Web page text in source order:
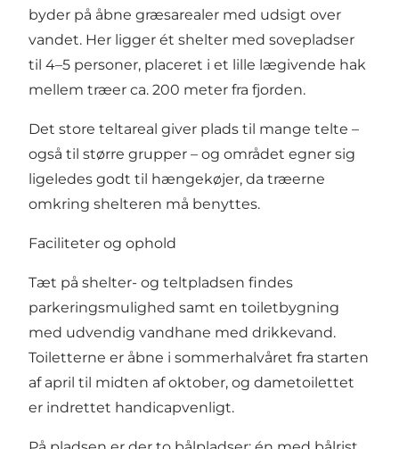
byder på åbne græsarealer med udsigt over
vandet. Her ligger ét shelter med sovepladser
til 4–5 personer, placeret i et lille lægivende hak
mellem træer ca. 200 meter fra fjorden.
Det store teltareal giver plads til mange telte –
også til større grupper – og området egner sig
ligeledes godt til hængekøjer, da træerne
omkring shelteren må benyttes.
Faciliteter og ophold
Tæt på shelter- og teltpladsen findes
parkeringsmulighed samt en toiletbygning
med udvendig vandhane med drikkevand.
Toiletterne er åbne i sommerhalvåret fra starten
af april til midten af oktober, og dametoilettet
er indrettet handicapvenligt.